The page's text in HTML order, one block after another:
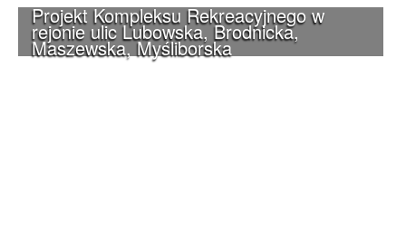
Projekt Kompleksu Rekreacyjnego w
rejonie ulic Lubowska, Brodnicka,
Maszewska, Myśliborska